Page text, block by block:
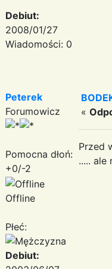
Debiut:
2008/01/27
Wiadomości: 0
Peterek
Forumowicz
Pomocna dłoń:
+0/-2
Offline
Płeć:
Debiut:
«
Przed
.....